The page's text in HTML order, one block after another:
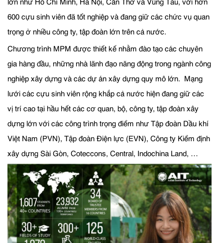
lớn như Hồ Chí Minh, Hà Nội, Cần Thơ và Vũng Tàu, với hơn
600 cựu sinh viên đã tốt nghiệp và đang giữ các chức vụ quan
trọng ở nhiều công ty, tập đoàn lớn trên cả nước.
Chương trình MPM được thiết kế nhằm đào tạo các chuyên
gia hàng đầu, những nhà lãnh đạo năng động trong ngành công
nghiệp xây dựng và các dự án xây dựng quy mô lớn. Mạng
lưới các cựu sinh viên rộng khắp cả nước hiện đang giữ các
vị trí cao tại hầu hết các cơ quan, bộ, công ty, tập đoàn xây
dựng lớn với các công trình trọng điểm như Tập đoàn Dầu khí
Việt Nam (PVN), Tập đoàn Điện lực (EVN), Công ty Kiểm định
xây dựng Sài Gòn, Coteccons, Central, Indochina Land, …